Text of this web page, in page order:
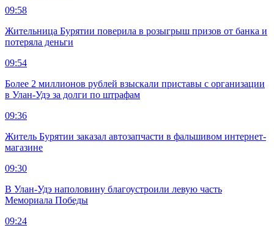
09:58
Жительница Бурятии поверила в розыгрыш призов от банка и
потеряла деньги
09:54
Более 2 миллионов рублей взыскали приставы с организации
в Улан-Удэ за долги по штрафам
09:36
Житель Бурятии заказал автозапчасти в фальшивом интернет-
магазине
09:30
В Улан-Удэ наполовину благоустроили левую часть
Мемориала Победы
09:24